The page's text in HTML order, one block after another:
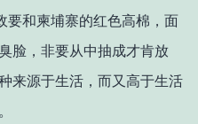
要和柬埔寨的红色高棉，面
脸，非要从中抽成才肯放
来源于生活，而又高于生活